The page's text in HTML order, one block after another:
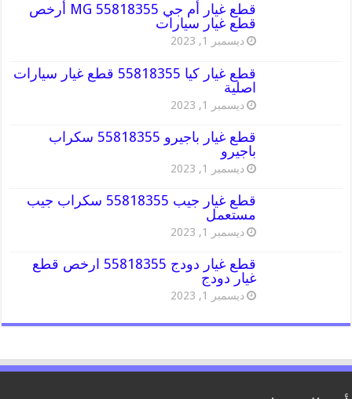
قطع غيار أم جي MG 55818355 أرخص
قطع غيار سيارات
ديسمبر 1, 2023
قطع غيار كيا 55818355 قطع غيار سيارات
اصلية
ديسمبر 1, 2023
قطع غيار باجيرو 55818355 سكراب
باجيرو
ديسمبر 1, 2023
قطع غيار جيب 55818355 سكراب جيب
مستعمل
ديسمبر 1, 2023
قطع غيار دودج 55818355 ارخص قطع
غيار دودج
ديسمبر 1, 2023